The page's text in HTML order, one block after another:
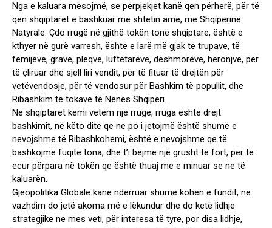
Nga e kaluara mësojmë, se përpjekjet kanë qen përherë, për të
qen shqiptarët e bashkuar më shtetin amë, me Shqipërinë
Natyrale. Çdo rrugë në gjithë tokën tonë shqiptare, është e
kthyer në gurë varresh, është e larë më gjak të trupave, të
fëmijëve, grave, pleqve, luftëtarëve, dëshmorëve, heronjve, për
të çliruar dhe sjell liri vendit, për të fituar të drejtën për
vetëvendosje, për të vendosur për Bashkim të popullit, dhe
Ribashkim të tokave të Nënës Shqipëri.
Ne shqiptarët kemi vetëm një rrugë, rruga është drejt
bashkimit, në këto ditë qe ne po i jetojmë është shumë e
nevojshme të Ribashkohemi, është e nevojshme qe të
bashkojmë fuqitë tona, dhe t’i bëjmë një grusht të fort, për të
ecur përpara në tokën qe është thuaj me e minuar se ne të
kaluarën.
Gjeopolitika Globale kanë ndërruar shumë kohën e fundit, në
vazhdim do jetë akoma më e lëkundur dhe do ketë lidhje
strategjike ne mes veti, për interesa të tyre, por disa lidhje,